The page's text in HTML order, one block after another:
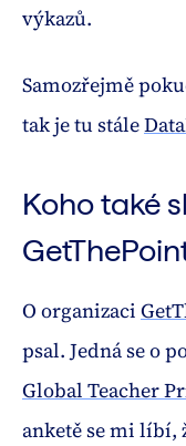
výkazů.
Samozřejmě
tak je tu stále
Koho také
O organizaci
psal. Jedná se o
Global Teacher
anketě se mi líbí,